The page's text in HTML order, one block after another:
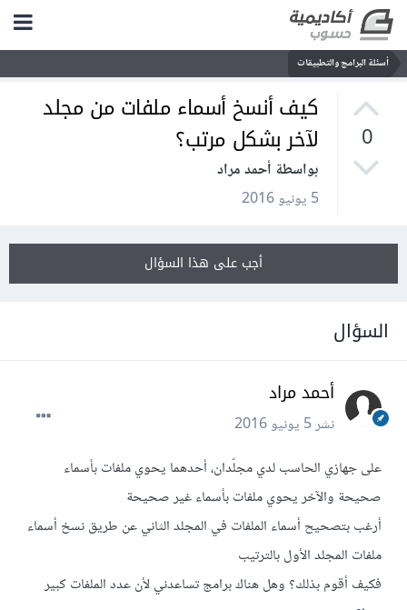
أسئلة البرامج والتطبيقات
0
كيف أنسخ أسماء ملفات من مجلد
لآخر بشكل مرتب؟
بواسطة أحمد مراد
5 يونيو 2016
أجب على هذا السؤال
السؤال
أحمد مراد
نشر5 يونيو 2016
على جهازي الحاسب لدي مجلّدان، أحدهما يحوي ملفات بأسماء
صحيحة والآخر يحوي ملفات بأسماء غير صحيحة
أرغب بتصحيح أسماء الملفات في المجلد الثاني عن طريق نسخ أسماء
ملفات المجلد الأول بالترتيب
فكيف أقوم بذلك؟ وهل هناك برامج تساعدني ﻷن عدد الملفات كبير